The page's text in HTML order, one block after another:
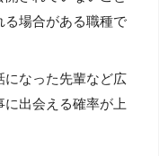
る場合がある職種で
になった先輩など広
出会える確率が上